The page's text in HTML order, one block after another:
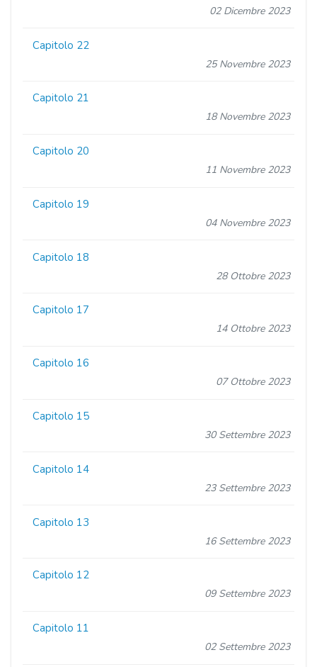
02 Dicembre 2023
Capitolo 22
25 Novembre 2023
Capitolo 21
18 Novembre 2023
Capitolo 20
11 Novembre 2023
Capitolo 19
04 Novembre 2023
Capitolo 18
28 Ottobre 2023
Capitolo 17
14 Ottobre 2023
Capitolo 16
07 Ottobre 2023
Capitolo 15
30 Settembre 2023
Capitolo 14
23 Settembre 2023
Capitolo 13
16 Settembre 2023
Capitolo 12
09 Settembre 2023
Capitolo 11
02 Settembre 2023